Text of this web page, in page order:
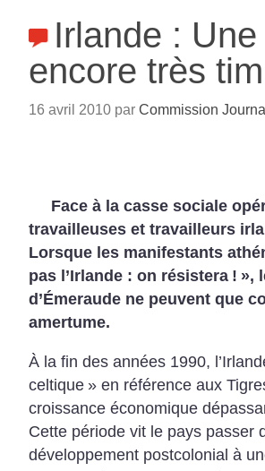
Irlande :
encore très
16 avril 2010 par Commission Journal
Face à la casse sociale
travailleuses et travailleurs
Lorsque les manifestants
pas l’Irlande : on résistera ! »,
d’Émeraude ne peuvent que
amertume.
À la fin des années 1990,
celtique » en référence aux
croissance économique
Cette période vit le pays passer
développement postcolonial à